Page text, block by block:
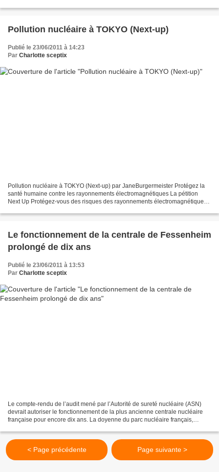
Pollution nucléaire à TOKYO (Next-up)
Publié le 23/06/2011 à 14:23
Par Charlotte sceptix
Pollution nucléaire à TOKYO (Next-up) par JaneBurgermeister Protégez la
santé humaine contre les rayonnements électromagnétiques La pétition
Next Up Protégez-vous des risques des rayonnements électromagnétiques
Le fonctionnement de la centrale de Fessenheim
prolongé de dix ans
Publié le 23/06/2011 à 13:53
Par Charlotte sceptix
Le compte-rendu de l’audit mené par l’Autorité de sureté nucléaire (ASN)
devrait autoriser le fonctionnement de la plus ancienne centrale nucléaire
française pour encore dix ans. La doyenne du parc nucléaire français,
< Page précédente Page suivante >